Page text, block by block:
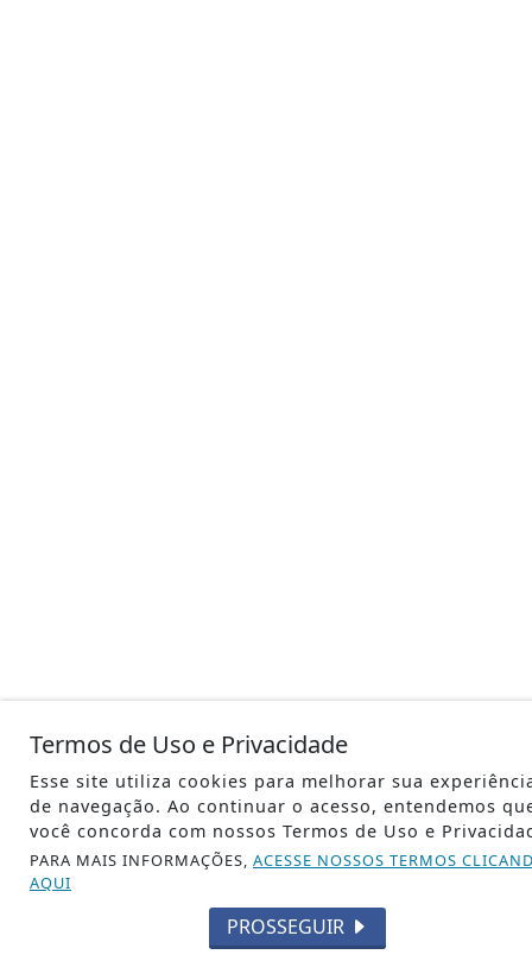
Termos de Uso e Privacidade
Esse site utiliza cookies para melhorar sua
de navegação. Ao continuar o acesso, entendemos
você concorda com nossos Termos de Uso e
PARA MAIS INFORMAÇÕES, ACESSE NOSSOS TERMOS
AQUI
PROSSEGUIR